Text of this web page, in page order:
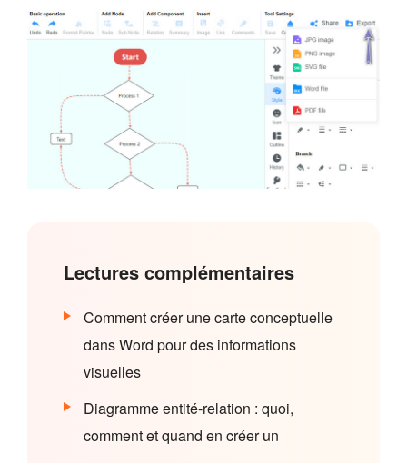
Lectures complémentaires
Comment créer une carte conceptuelle
dans Word pour des informations
visuelles
Diagramme entité-relation : quoi,
comment et quand en créer un